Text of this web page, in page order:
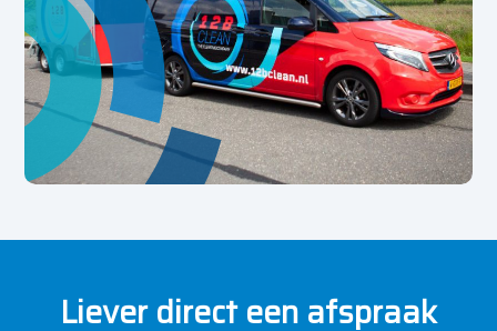
Liever direct een afspraak